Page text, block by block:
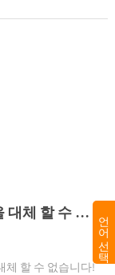
저렴한 자살 드론이 크루즈 미사일을 대체 할 수 있습니다?
체 할 수 없습니다!
언어 선택